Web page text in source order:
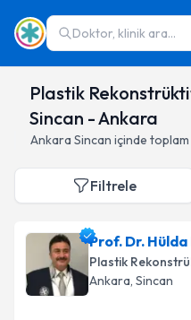
Doktor, klinik ara...
Plastik
Sincan - Ankara
Ankara Sincan içinde toplam
Filtrele
Prof. Dr.
Plastik
Ankara, Sincan